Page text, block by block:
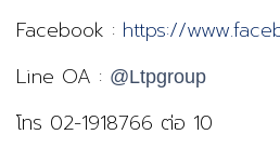
Facebook : https://
Line OA : @Ltpgroup
โทร 02-1918766 ต่อ 10